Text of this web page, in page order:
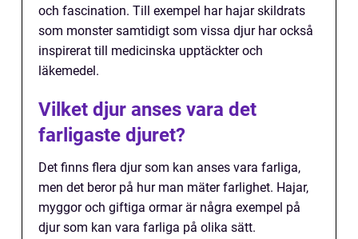
och fascination. Till exempel har hajar skildrats
som monster samtidigt som vissa djur har också
inspirerat till medicinska upptäckter och
läkemedel.
Vilket djur anses vara det
farligaste djuret?
Det finns flera djur som kan anses vara farliga,
men det beror på hur man mäter farlighet. Hajar,
myggor och giftiga ormar är några exempel på
djur som kan vara farliga på olika sätt.